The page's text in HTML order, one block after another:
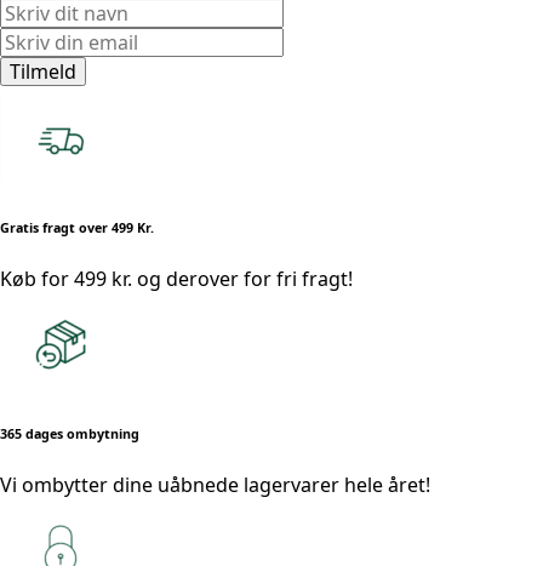
Tilmeld
Gratis fragt over 499 Kr.
Køb for 499 kr. og derover for fri fragt!
365 dages ombytning
Vi ombytter dine uåbnede lagervarer hele året!